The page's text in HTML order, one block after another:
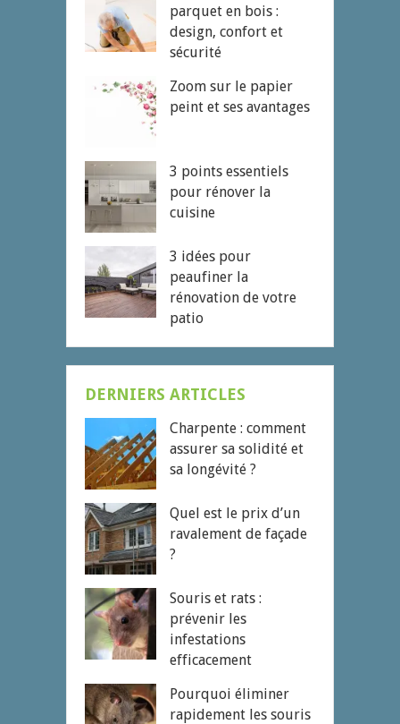
parquet en bois :
design, confort et
sécurité
Zoom sur le papier
peint et ses avantages
3 points essentiels
pour rénover la
cuisine
3 idées pour
peaufiner la
rénovation de votre
patio
DERNIERS ARTICLES
Charpente : comment
assurer sa solidité et
sa longévité ?
Quel est le prix d’un
ravalement de façade
?
Souris et rats :
prévenir les
infestations
efficacement
Pourquoi éliminer
rapidement les souris